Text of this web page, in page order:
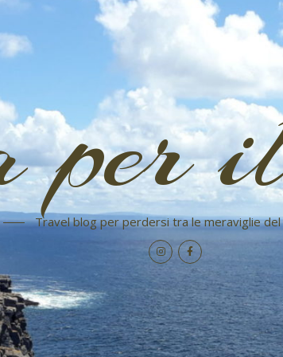
per
Travel blog per perdersi tra le meraviglie